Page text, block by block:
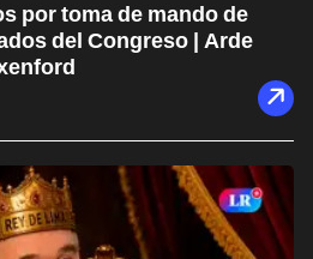
por toma de mando de
del Congreso | Arde